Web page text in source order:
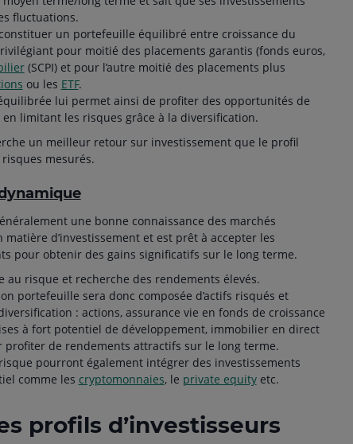
fluctuations.
un portefeuille équilibré entre croissance du
pour moitié des placements garantis (fonds euros,
(SCPI) et pour l’autre moitié des placements plus
ou les ETF.
lui permet ainsi de profiter des opportunités de
limitant les risques grâce à la diversification.
un meilleur retour sur investissement que le profil
mesurés.
une bonne connaissance des marchés
d’investissement et est prêt à accepter les
pour obtenir des gains significatifs sur le long terme.
au risque et recherche des rendements élevés.
portefeuille sera donc composée d’actifs risqués et
: actions, assurance vie en fonds de croissance
à fort potentiel de développement, immobilier en direct
profiter de rendements attractifs sur le long terme.
pourront également intégrer des investissements
comme les cryptomonnaies, le private equityetc.
profils d’investisseurs